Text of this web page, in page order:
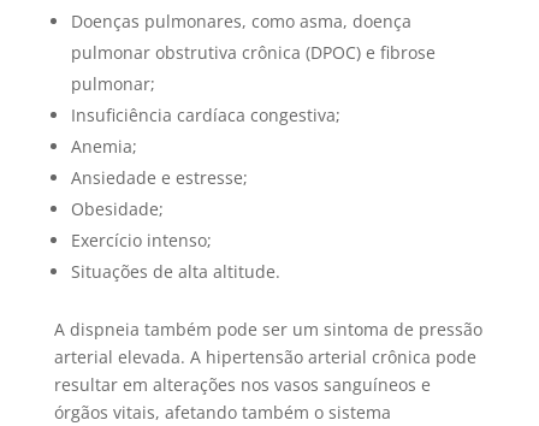
Doenças pulmonares, como asma, doença
pulmonar obstrutiva crônica (DPOC) e fibrose
pulmonar;
Insuficiência cardíaca congestiva;
Anemia;
Ansiedade e estresse;
Obesidade;
Exercício intenso;
Situações de alta altitude.
A dispneia também pode ser um sintoma de pressão
arterial elevada. A hipertensão arterial crônica pode
resultar em alterações nos vasos sanguíneos e
órgãos vitais, afetando também o sistema